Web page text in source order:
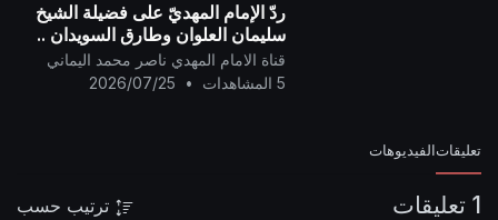
ردّ الإمام المهديّ على فضيلة الشيخ
سليمان العلوان وطارق السويدان ..
قناة الامام المهدي ناصر محمد اليماني
5 المشاهدات
•
2026/07/25
تعليقات الفيديوهات
1 تعليقات ترتيب حسب